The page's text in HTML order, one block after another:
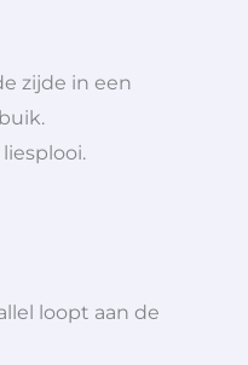
zijde in een
loopt aan de